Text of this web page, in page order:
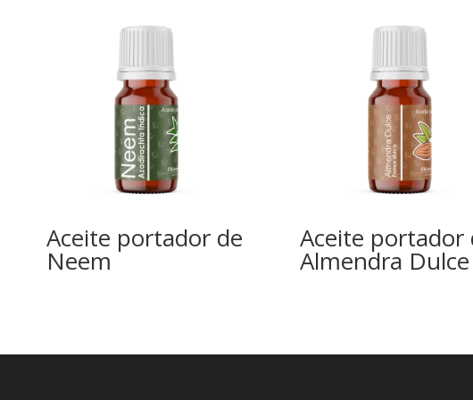
Aceite portador de
Neem
Aceite portador
Almendra Dulce